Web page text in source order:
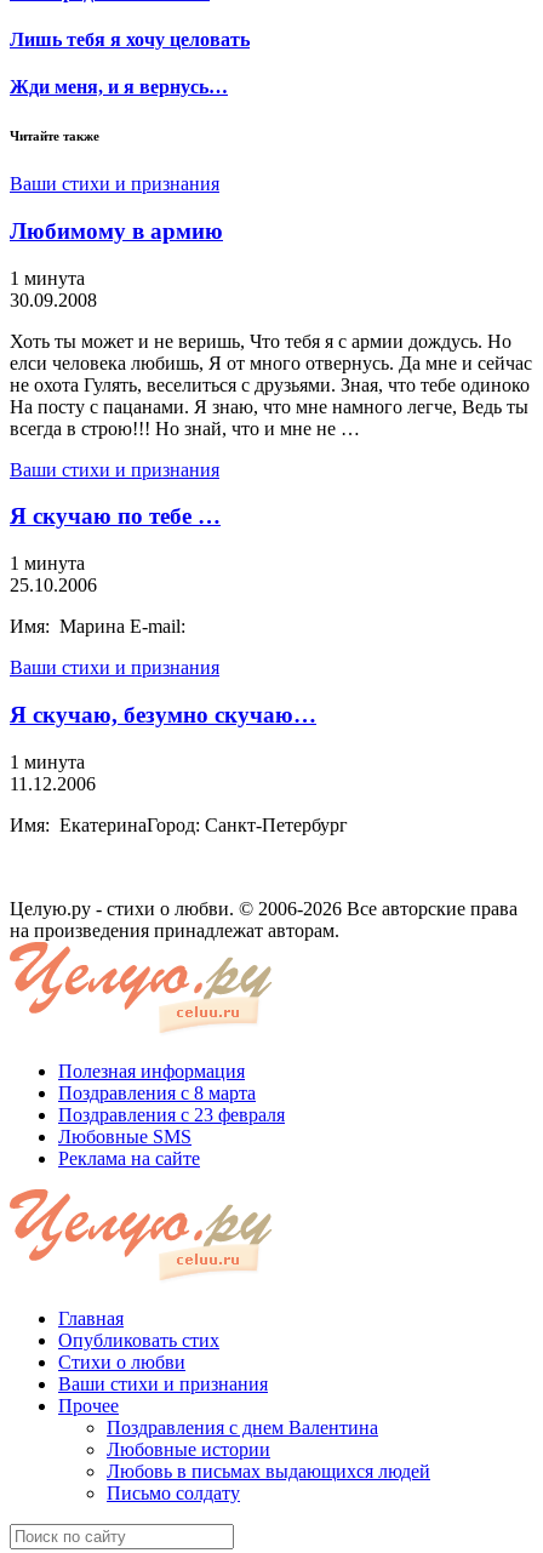
Лишь тебя я хочу целовать
Жди меня, и я вернусь…
Читайте также
Ваши стихи и признания
Любимому в армию
1 минута
30.09.2008
Хоть ты может и не веришь, Что тебя я с армии дождусь. Но
елси человека любишь, Я от много отвернусь. Да мне и сейчас
не охота Гулять, веселиться с друзьями. Зная, что тебе одиноко
На посту с пацанами. Я знаю, что мне намного легче, Ведь ты
всегда в строю!!! Но знай, что и мне не …
Ваши стихи и признания
Я скучаю по тебе …
1 минута
25.10.2006
Имя: Марина E-mail:
Ваши стихи и признания
Я скучаю, безумно скучаю…
1 минута
11.12.2006
Имя: ЕкатеринаГород: Санкт-Петербург
Целую.ру - стихи о любви. © 2006-2026 Все авторские права
на произведения принадлежат авторам.
Полезная информация
Поздравления с 8 марта
Поздравления с 23 февраля
Любовные SMS
Реклама на сайте
Главная
Опубликовать стих
Стихи о любви
Ваши стихи и признания
Прочее
Поздравления с днем Валентина
Любовные истории
Любовь в письмах выдающихся людей
Письмо солдату